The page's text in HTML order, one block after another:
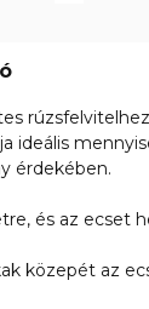
ideális
érdekében.
és az ecset
közepét az